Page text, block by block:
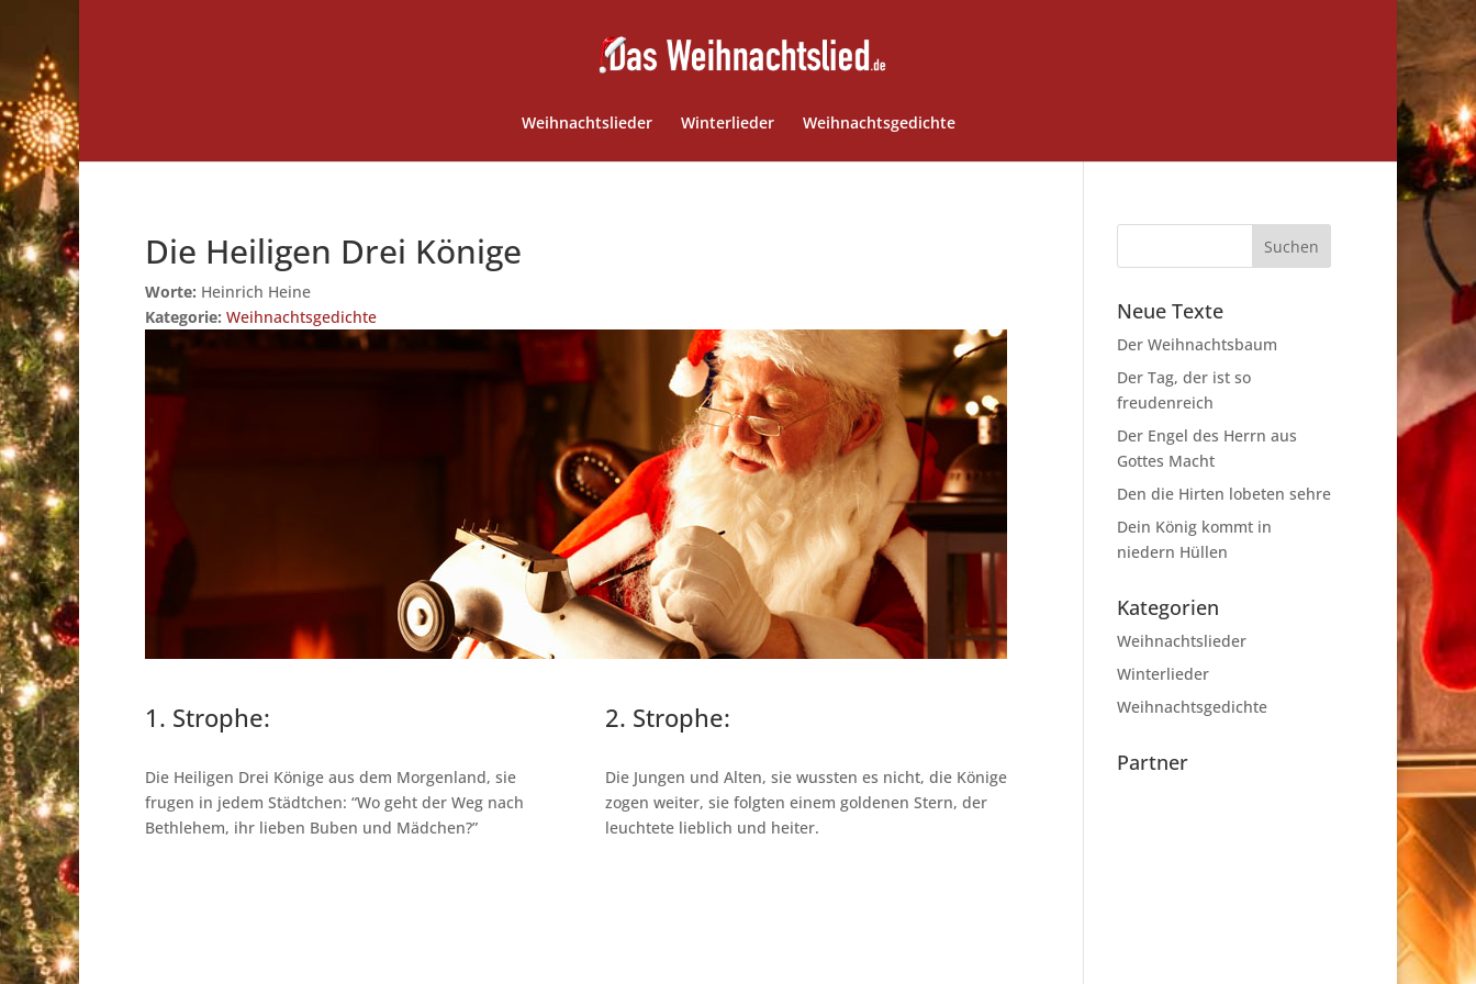
Weihnachtslieder Winterlieder Weihnachtsgedichte
Die Heiligen Drei Könige
Worte: Heinrich Heine
Kategorie: Weihnachtsgedichte
1. Strophe:
Die Heiligen Drei Könige aus dem Morgenland, sie
frugen in jedem Städtchen: “Wo geht der Weg nach
Bethlehem, ihr lieben Buben und Mädchen?”
2. Strophe:
Die Jungen und Alten, sie wussten es nicht, die Könige
zogen weiter, sie folgten einem goldenen Stern, der
leuchtete lieblich und heiter.
Neue Texte
Der Weihnachtsbaum
Der Tag, der ist so
freudenreich
Der Engel des Herrn aus
Gottes Macht
Den die Hirten lobeten sehre
Dein König kommt in
niedern Hüllen
Kategorien
Weihnachtslieder
Winterlieder
Weihnachtsgedichte
Partner